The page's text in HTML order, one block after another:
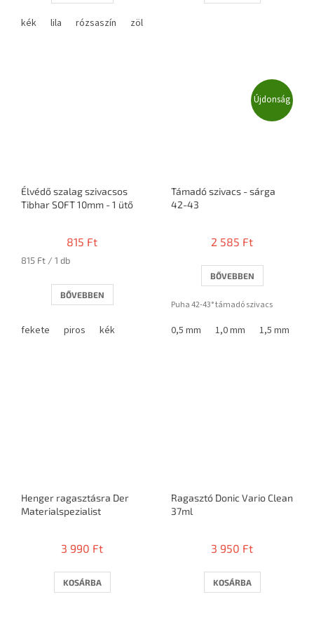
kék lila rózsaszín zöld
Élvédő szalag szivacsos
Tibhar SOFT 10mm - 1 ütő
815 Ft
Egységár:
815 Ft / 1 db
BŐVEBBEN
fekete piros kék
Újdonság
Támadó szivacs - sárga
42-43
2 585 Ft
BŐVEBBEN
Puha 42-43° támadó szivacs
0,5 mm 1,0 mm 1,5 mm
Henger ragasztásra Der
Materialspezialist
3 990 Ft
KOSÁRBA
Ragasztó Donic Vario Clean
37ml
3 950 Ft
KOSÁRBA